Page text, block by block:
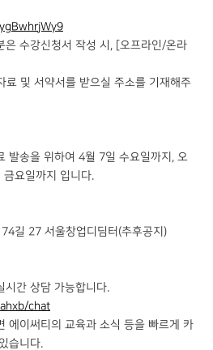
은 수강신청서 작성 시, [오프라인/온라
료 및 서약서를 받으실 주소를 기재해주
발송을 위하여 4월 7일 수요일까지, 오
요일까지 입니다.
길 27 서울창업디딤터(추후공지)
간 상담 가능합니다.
chat
에이써티의 교육과 소식 등을 빠르게 카
습니다.